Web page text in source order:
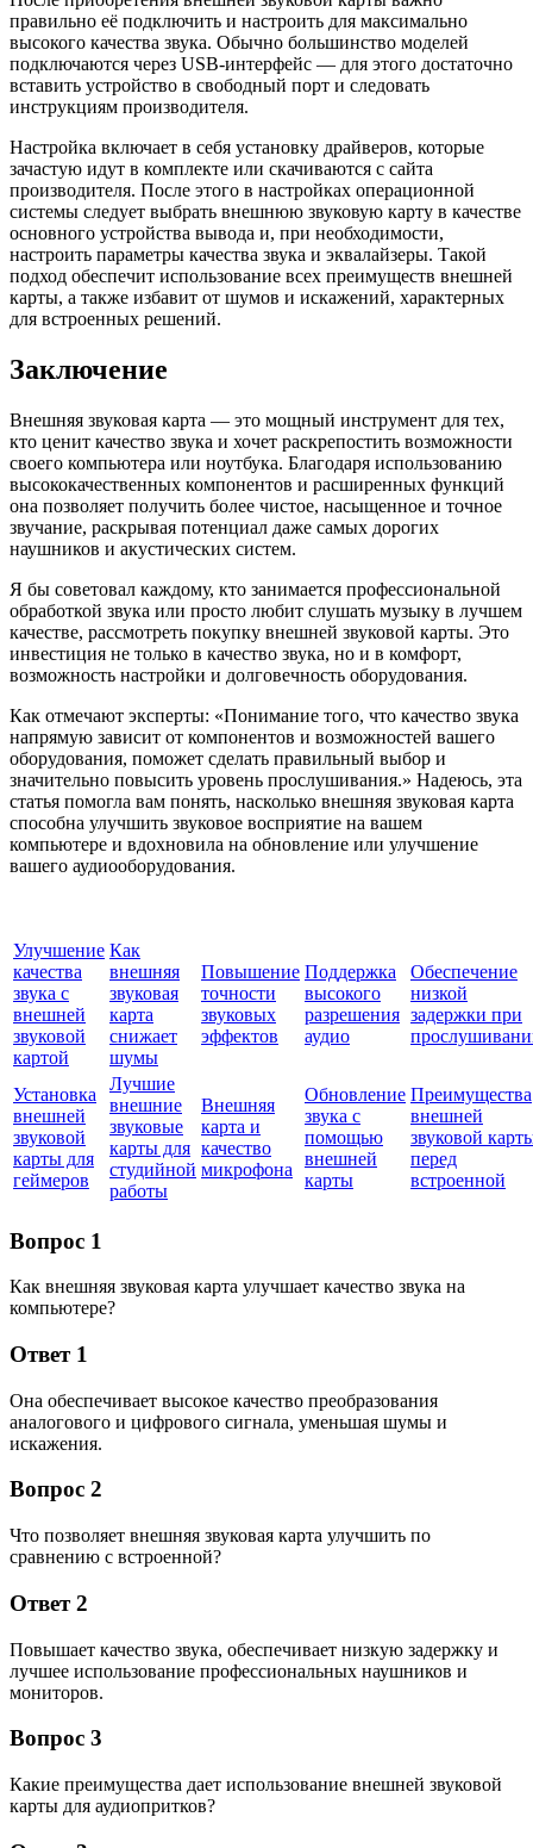
правильно её подключить и настроить для максимально
высокого качества звука. Обычно большинство моделей
подключаются через USB-интерфейс — для этого достаточно
вставить устройство в свободный порт и следовать
инструкциям производителя.
Настройка включает в себя установку драйверов, которые
зачастую идут в комплекте или скачиваются с сайта
производителя. После этого в настройках операционной
системы следует выбрать внешнюю звуковую карту в качестве
основного устройства вывода и, при необходимости,
настроить параметры качества звука и эквалайзеры. Такой
подход обеспечит использование всех преимуществ внешней
карты, а также избавит от шумов и искажений, характерных
для встроенных решений.
Заключение
Внешняя звуковая карта — это мощный инструмент для тех,
кто ценит качество звука и хочет раскрепостить возможности
своего компьютера или ноутбука. Благодаря использованию
высококачественных компонентов и расширенных функций
она позволяет получить более чистое, насыщенное и точное
звучание, раскрывая потенциал даже самых дорогих
наушников и акустических систем.
Я бы советовал каждому, кто занимается профессиональной
обработкой звука или просто любит слушать музыку в лучшем
качестве, рассмотреть покупку внешней звуковой карты. Это
инвестиция не только в качество звука, но и в комфорт,
возможность настройки и долговечность оборудования.
Как отмечают эксперты: «Понимание того, что качество звука
напрямую зависит от компонентов и возможностей вашего
оборудования, поможет сделать правильный выбор и
значительно повысить уровень прослушивания.» Надеюсь, эта
статья помогла вам понять, насколько внешняя звуковая карта
способна улучшить звуковое восприятие на вашем
компьютере и вдохновила на обновление или улучшение
вашего аудиооборудования.
Улучшение
качества
звука с
внешней
звуковой
картой
Как
внешняя
звуковая
карта
снижает
шумы
Повышение
точности
звуковых
эффектов
Поддержка
высокого
разрешения
аудио
Обеспечение
низкой
задержки при
Установка
внешней
звуковой
карты для
геймеров
Лучшие
внешние
звуковые
карты для
студийной
работы
Внешняя
карта и
качество
микрофона
Обновление
звука с
помощью
внешней
карты
Преимущества
внешней
звуковой
перед
встроенной
Вопрос 1
Как внешняя звуковая карта улучшает качество звука на
компьютере?
Ответ 1
Она обеспечивает высокое качество преобразования
аналогового и цифрового сигнала, уменьшая шумы и
искажения.
Вопрос 2
Что позволяет внешняя звуковая карта улучшить по
сравнению с встроенной?
Ответ 2
Повышает качество звука, обеспечивает низкую задержку и
лучшее использование профессиональных наушников и
мониторов.
Вопрос 3
Какие преимущества дает использование внешней звуковой
карты для аудиопритков?